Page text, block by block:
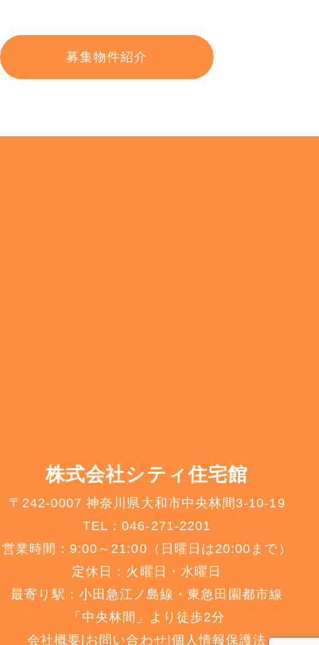
募集物件紹介
株式会社シティ住宅館
〒242-0007 神奈川県大和市中央林間3-10-19
TEL：046-271-2201
営業時間：9:00～21:00（日曜日は20:00まで）
定休日：火曜日・水曜日
最寄り駅：小田急江ノ島線・東急田園都市線
「中央林間」より徒歩2分
会社概要 お問い合わせ 個人情報保護法